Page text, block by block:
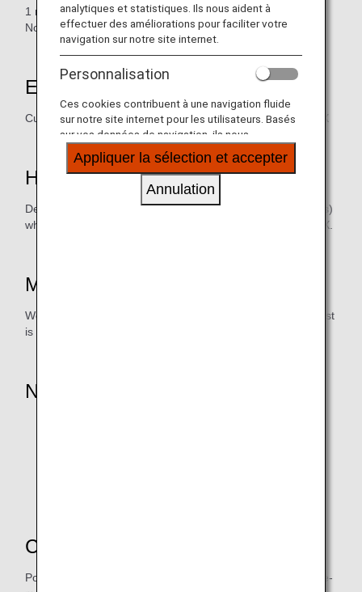
1 mile per 1.50 EUR spent
Not applicable to Tax and services other than moving.
Eligible Members
Customers who have used the moving service with FIXBOX
How to Earn Miles
Declare your ANA Mileage Club customer number (10 digits)
when you make a reservation for moving directly in FIXBOX.
Mile Credit Schedule
We will credit mileage within 4-8 weeks after the moving cost
is settled.
Notice
Contacts
Post-registration is possible if you contact the following by e-
analytiques et statistiques. Ils nous aident à
effectuer des améliorations pour faciliter votre
navigation sur notre site internet.
Personnalisation
Ces cookies contribuent à une navigation fluide
sur notre site internet pour les utilisateurs. Basés
sur vos données de navigation, ils nous
permettent de fournir du contenu qui correspond
à vos intérêts personnels à travers nos sites
Appliquer la sélection et accepter
Annulation